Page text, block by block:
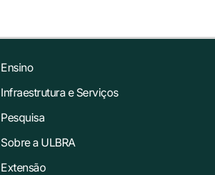
Ensino
Infraestrutura e Serviços
Pesquisa
Sobre a ULBRA
Extensão